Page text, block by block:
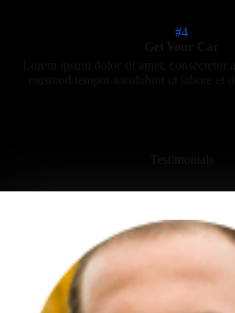
#4
Get Your Car
Lorem ipsum dolor sit amet, consectetur
eiusmod tempor incididunt ut labore et
Testimonials